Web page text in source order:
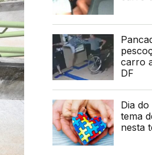
carro
DF
Dia
tema
nesta